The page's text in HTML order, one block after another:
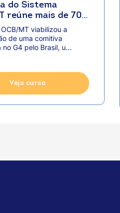
do Sistema
reúne mais de 70
de
em imersão
no G4 pelo
MT viabilizou a
de uma comitiva
G4 pelo Brasil, u...
Veja curso